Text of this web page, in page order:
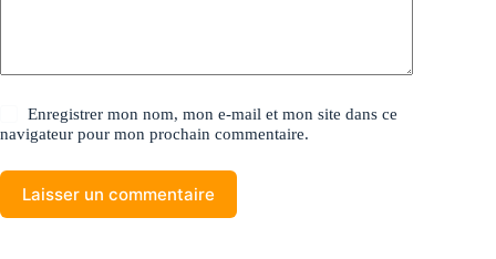
Enregistrer mon nom, mon e-mail et mon site dans ce
navigateur pour mon prochain commentaire.
Laisser un commentaire